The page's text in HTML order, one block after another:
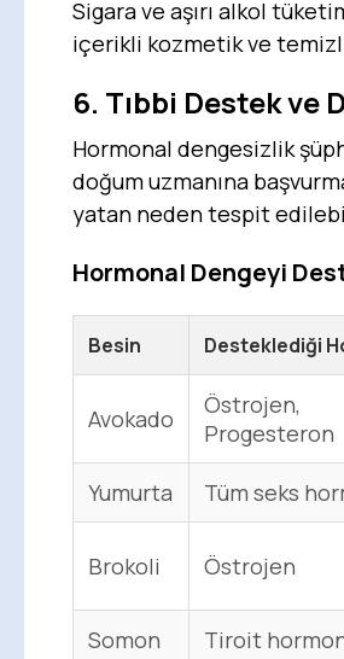
Sigara ve aşırı alkol
içerikli kozmetik ve
6. Tıbbi Destek ve
Hormonal dengesizlik
doğum uzmanına
yatan neden tespit
Hormonal Dengeyi
Besin Desteklediği
Avokado
Östrojen,
Progesteron
Yumurta Tüm seks
Brokoli Östrojen
Somon Tiroit